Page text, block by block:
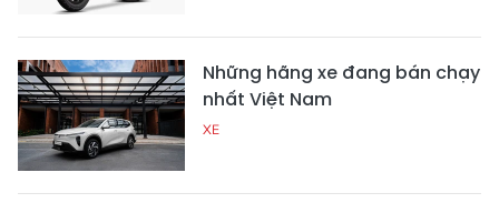
Những hãng xe đang bán chạy
nhất Việt Nam
XE